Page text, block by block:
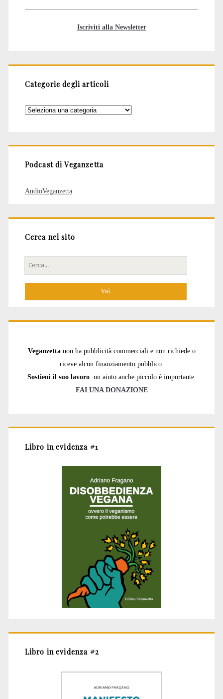
Iscriviti alla Newsletter
Categorie degli articoli
Categorie
Podcast di Veganzetta
AudioVeganzetta
Cerca nel sito
Cerca
per:
Veganzetta non ha pubblicità commerciali e non richiede o
riceve alcun finanziamento pubblico.
Sostieni il suo lavoro: un aiuto anche piccolo è importante.
FAI UNA DONAZIONE
Libro in evidenza #1
Libro in evidenza #2